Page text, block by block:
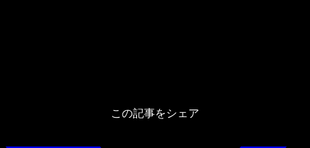
この記事をシェア